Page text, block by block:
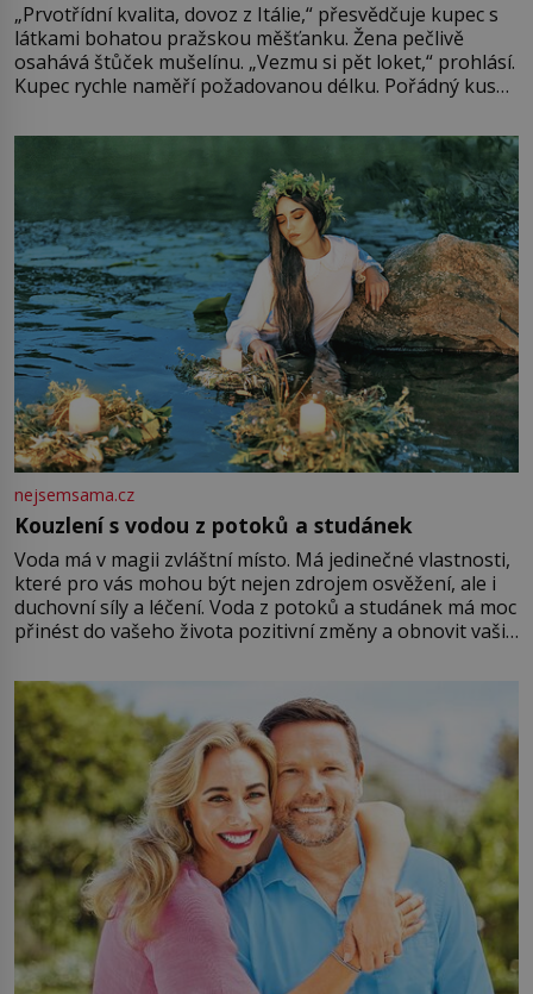
„Prvotřídní kvalita, dovoz z Itálie,“ přesvědčuje kupec s
látkami bohatou pražskou měšťanku. Žena pečlivě
osahává štůček mušelínu. „Vezmu si pět loket,“ prohlásí.
Kupec rychle naměří požadovanou délku. Pořádný kus
milostpaní. Stačí jenom na sukni,“ zhodnotí švadlena
množství růžového mušelínu. „Ošidili vás, podívejte.“
nejsemsama.cz
Kouzlení s vodou z potoků a studánek
Voda má v magii zvláštní místo. Má jedinečné vlastnosti,
které pro vás mohou být nejen zdrojem osvěžení, ale i
duchovní síly a léčení. Voda z potoků a studánek má moc
přinést do vašeho života pozitivní změny a obnovit vaši
můžete obohatit své rituály a přinést do svého života
větší harmonii a klid. Je důležité